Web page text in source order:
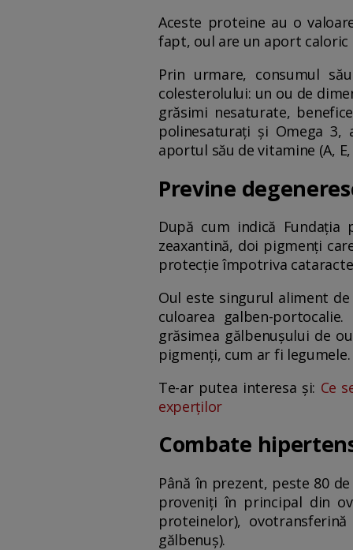
Aceste proteine au o
fapt, oul are un aport caloric
Prin urmare, consumul
colesterolului: un ou de
grăsimi nesaturate,
polinesaturați și Omega 3,
aportul său de vitamine (A,
Previne
După cum indică Fundația
zeaxantină, doi pigmenți
protecție împotriva
Oul este singurul aliment
culoarea galben-
grăsimea gălbenușului de
pigmenți, cum ar fi legumele.
Te-ar putea interesa și: Ce
experților
Combate
Până în prezent, peste 80
proveniți în principal din
proteinelor),
gălbenuș).